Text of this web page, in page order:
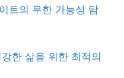
트의 무한 가능성 탐
한 삶을 위한 최적의